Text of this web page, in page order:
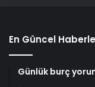
En Güncel
Günlük burç